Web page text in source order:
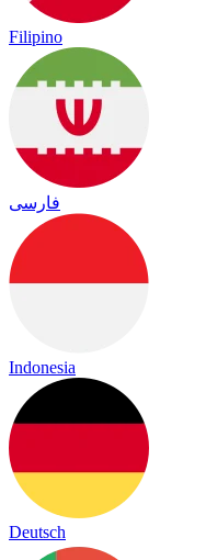
Filipino
فارسی
Indonesia
Deutsch